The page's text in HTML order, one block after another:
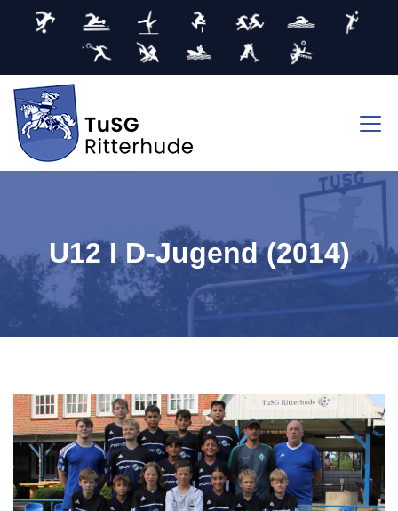
U12 I D-Jugend (2014)